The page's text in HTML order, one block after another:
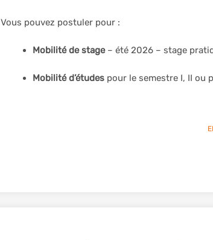
Vous pouvez postuler pour :
Mobilité de stage– été 2026 – stage
Mobilité d’études pour le semestre I, II ou